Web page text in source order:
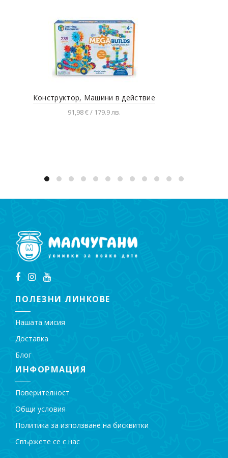
Конструктор, Машини в действие
91,98 € / 179.9 лв.
ПОЛЕЗНИ ЛИНКОВЕ
Нашата мисия
Доставка
Блог
ИНФОРМАЦИЯ
Поверителност
Общи условия
Политика за използване на бисквитки
Свържете се с нас